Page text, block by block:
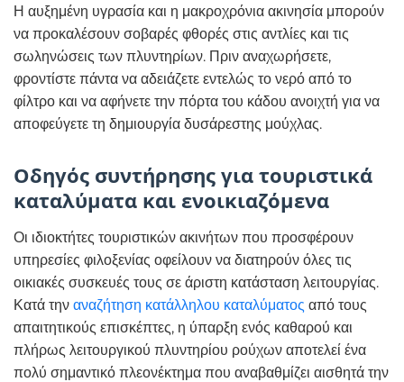
Η αυξημένη υγρασία και η μακροχρόνια ακινησία μπορούν
να προκαλέσουν σοβαρές φθορές στις αντλίες και τις
σωληνώσεις των πλυντηρίων. Πριν αναχωρήσετε,
φροντίστε πάντα να αδειάζετε εντελώς το νερό από το
φίλτρο και να αφήνετε την πόρτα του κάδου ανοιχτή για να
αποφεύγετε τη δημιουργία δυσάρεστης μούχλας.
Οδηγός συντήρησης για τουριστικά
καταλύματα και ενοικιαζόμενα
Οι ιδιοκτήτες τουριστικών ακινήτων που προσφέρουν
υπηρεσίες φιλοξενίας οφείλουν να διατηρούν όλες τις
οικιακές συσκευές τους σε άριστη κατάσταση λειτουργίας.
Κατά την αναζήτηση κατάλληλου καταλύματος από τους
απαιτητικούς επισκέπτες, η ύπαρξη ενός καθαρού και
πλήρως λειτουργικού πλυντηρίου ρούχων αποτελεί ένα
πολύ σημαντικό πλεονέκτημα που αναβαθμίζει αισθητά την